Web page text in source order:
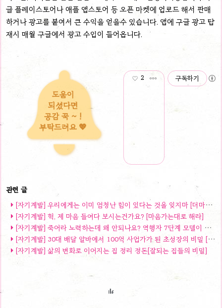
글 플레이스토어나 애플 앱스토어 등 오픈 마켓에 업로드 해서 판매
하거나 광고를 붙여서 큰 수익을 얻을수 있습니다. 앱에 구글 광고 탑
재시 매월 구글에서 광고 수입이 들어옵니다.
도움이
되셨다면
공감 꾹 ~ !
부탁드려요 💖
2 구독하기
[자기계발] 우리에게는 이미 엄청난 힘이 있다는 것을 잊지마 [더마인드]
[자기계발] 헉, 제 마음 들여다 보시는건가요? [마음가는대로 해라]
[자기계발] 죽어라 노력하는데 왜 안되나요? 역행자 7단계 모델이 필요한 당신[역행자]
[자기계발] 30대 배달 알바에서 100억 사업가가 된 초성장의 비밀 [나의 하루는 세번 시작 된다]
[자기계발] 삶의 변화로 이어지는 집 정리 정돈[잘되는 집들의 비밀]